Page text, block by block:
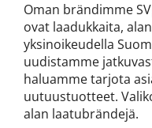
Oman brändimme
ovat laadukkaita,
yksinoikeudella
uudistamme
haluamme tarjota
uutuustuotteet.
alan laatubrändejä.